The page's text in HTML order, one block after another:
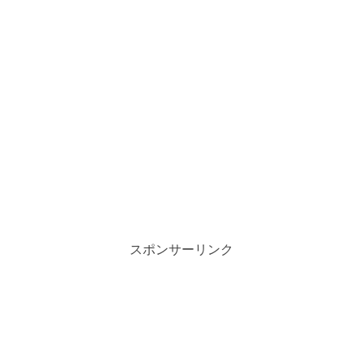
スポンサーリンク